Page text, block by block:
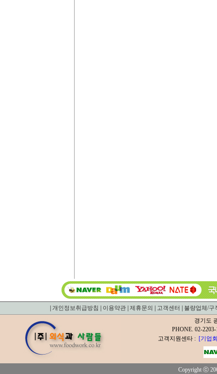
개인정보취급방침 이용약관 제휴문의 고객센터
불량업체/구
경기도
PHONE. 02-
고객지원센타 : [기업
Copyright ⓒ